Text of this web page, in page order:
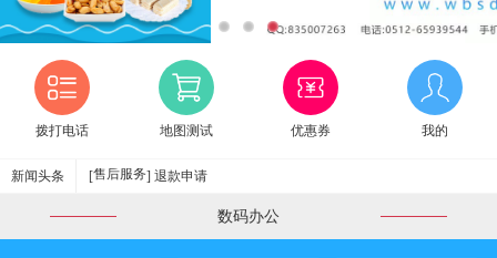
拨打电话 地图测试 优惠券 我的
新闻头条 [售后服务] 退款申请
关于外包时代
[关于我们] 联系我们
数码办公